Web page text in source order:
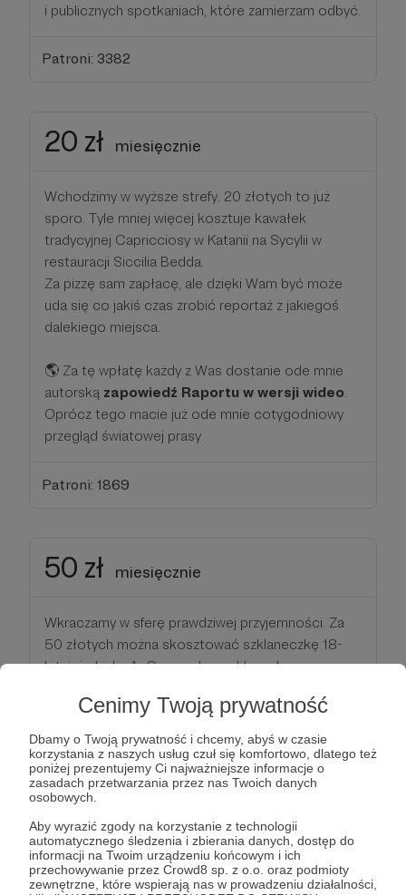
Cenimy Twoją prywatność
Dbamy o Twoją prywatność i chcemy, abyś w czasie
korzystania z naszych usług czuł się komfortowo, dlatego też
poniżej prezentujemy Ci najważniejsze informacje o
zasadach przetwarzania przez nas Twoich danych
osobowych.
Aby wyrazić zgody na korzystanie z technologii
automatycznego śledzenia i zbierania danych, dostęp do
informacji na Twoim urządzeniu końcowym i ich
przechowywanie przez Crowd8 sp. z o.o. oraz podmioty
zewnętrzne, które wspierają nas w prowadzeniu działalności,
i publicznych spotkaniach, które zamierzam odbyć.
Patroni: 3382
20 zł miesięcznie
Wchodzimy w wyższe strefy. 20 złotych to już
sporo. Tyle mniej więcej kosztuje kawałek
tradycyjnej Capricciosy w Katanii na Sycylii w
restauracji Siccilia Bedda.
Za pizzę sam zapłacę, ale dzięki Wam być może
uda się co jakiś czas zrobić reportaż z jakiegoś
dalekiego miejsca.
🌎 Za tę wpłatę każdy z Was dostanie ode mnie
autorską zapowiedź Raportu w wersji wideo.
Oprócz tego macie już ode mnie cotygodniowy
przegląd światowej prasy.
Patroni: 1869
50 zł miesięcznie
Wkraczamy w sferę prawdziwej przyjemności. Za
50 złotych można skosztować szklaneczkę 18-
letniej whisky AnCnoc w barze Usquabe w
Dla mnie ta suma pomnożona przez, mam nadzieję,
wielu Patronów to pewność, że będę mógł
utrzymać Raport na wysokim poziomie i coraz
bardziej urozmaicać jego treść.
🌎 Co powiecie Państwo na specjalne wydanie
Raportu z Edynburga, Rzymu, albo Tallina?
Wszystkim, którzy wesprą Raport taką sumą
gwarantujęwolny wstęp na wszystkie Raporty